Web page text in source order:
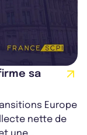
sa
Europe
nette de